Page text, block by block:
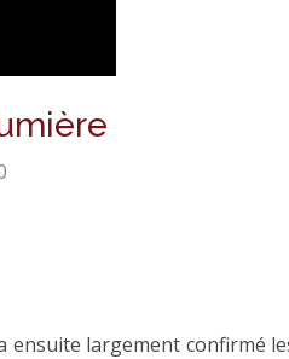
ensuite largement confirmé